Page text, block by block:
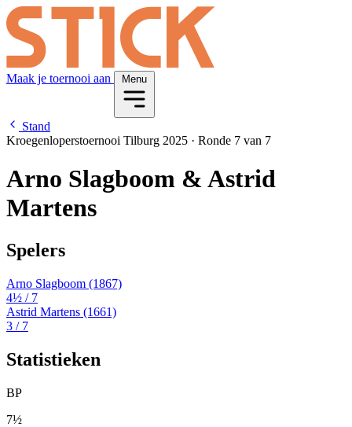
Maak je toernooi aan Menu
Stand
Kroegenloperstoernooi Tilburg 2025 · Ronde 7 van 7
Arno Slagboom & Astrid
Martens
Spelers
Arno Slagboom (1867)
4½ / 7
Astrid Martens (1661)
3 / 7
Statistieken
BP
7½